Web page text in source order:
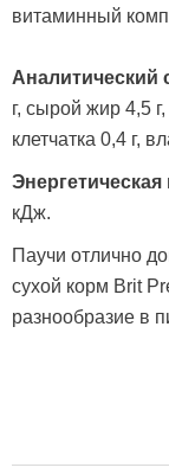
витаминный
Аналитический
г, сырой жир 4,5
клетчатка 0,4 г,
Энергетическая
кДж.
Паучи отлично
сухой корм Brit
разнообразие в